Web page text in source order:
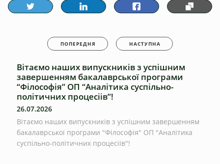
ПОПЕРЕДНЯ НАСТУПНА
Вітаємо наших випускників з успішним
завершенням бакалаврської програми
“Філософія” ОП “Аналітика суспільно-
політичних процесіів”!
26.07.2026
Вітаємо наших випускників з успішним завершенням
бакалаврської програми "Філософія" ОП "Аналітика
суспільно-політичних процесіів"!